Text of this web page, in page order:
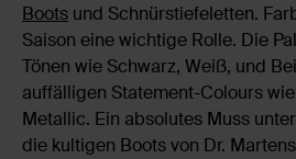
Boots und Schnürstiefeletten.
Saison eine wichtige Rolle. Die
Tönen wie Schwarz, Weiß, und
auffälligen Statement-Colours
Metallic. Ein absolutes Muss
die kultigen Boots von Dr.